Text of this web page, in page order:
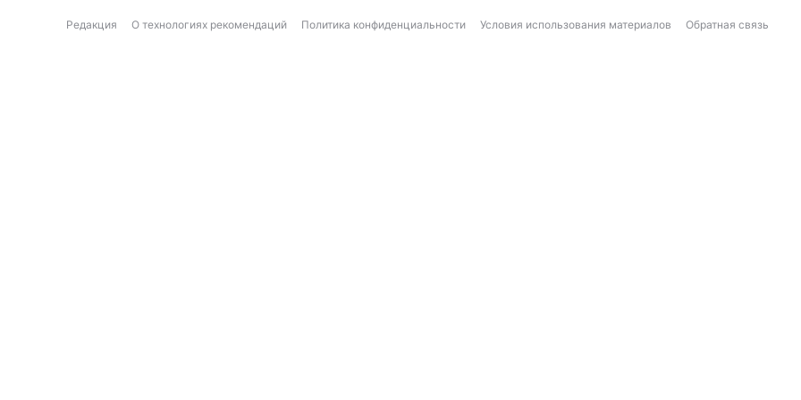
Редакция О технологиях рекомендаций Политика конфиденциальности Условия использования материалов Обратная связь